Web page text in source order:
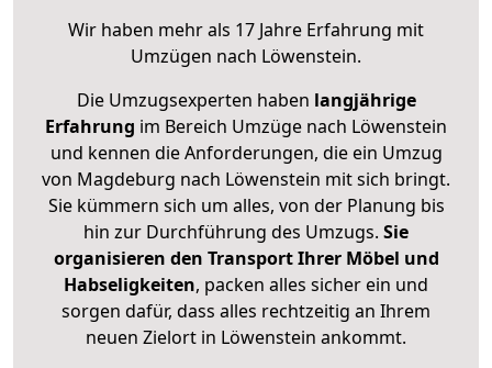
Wir haben mehr als 17 Jahre Erfahrung mit
Umzügen nach Löwenstein.
Die Umzugsexperten haben langjährige
Erfahrung im Bereich Umzüge nach Löwenstein
und kennen die Anforderungen, die ein Umzug
von Magdeburg nach Löwenstein mit sich bringt.
Sie kümmern sich um alles, von der Planung bis
hin zur Durchführung des Umzugs. Sie
organisieren den Transport Ihrer Möbel und
Habseligkeiten, packen alles sicher ein und
sorgen dafür, dass alles rechtzeitig an Ihrem
neuen Zielort in Löwenstein ankommt.